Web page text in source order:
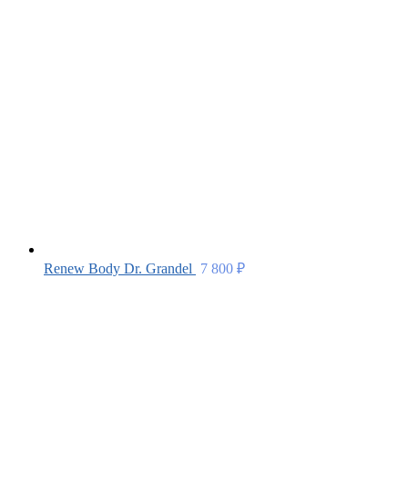
Renew Body Dr. Grandel 7 800 ₽